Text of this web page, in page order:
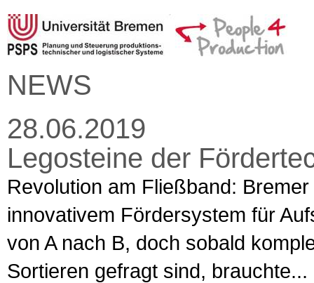
NEWS
28.06.2019
Legosteine der
Revolution am Fließband:
innovativem Fördersystem für
von A nach B, doch sobald
Sortieren gefragt sind, brauchte...